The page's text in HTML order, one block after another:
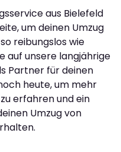
aus Bielefeld
um deinen Umzug
reibungslos wie
auf unsere langjährige
Partner für deinen
heute, um mehr
erfahren und ein
Umzug von